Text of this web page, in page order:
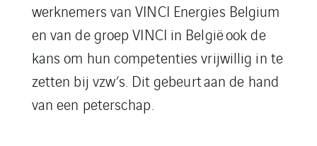
werknemers van VINCI Energies Belgium
en van de groep VINCI in Belgiëook de
kans om hun competenties vrijwillig in te
zetten bij vzw’s. Ditgebeurtaan de hand
van een peterschap.